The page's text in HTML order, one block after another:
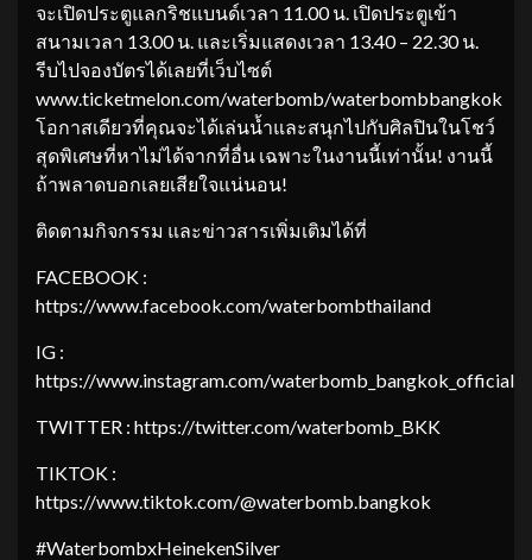
จะเปิดประตูแลกริชแบนด์เวลา 11.00 น. เปิดประตูเข้า
สนามเวลา 13.00 น. และเริ่มแสดงเวลา 13.40 – 22.30 น.
รีบไปจองบัตรได้เลยที่เว็บไซต์
www.ticketmelon.com/waterbomb/waterbombbangkok
โอกาสเดียวที่คุณจะได้เล่นน้ำและสนุกไปกับศิลปินในโชว์
สุดพิเศษที่หาไม่ได้จากที่อื่น เฉพาะในงานนี้เท่านั้น! งานนี้
ถ้าพลาดบอกเลยเสียใจแน่นอน!
ติดตามกิจกรรม และข่าวสารเพิ่มเติมได้ที่
FACEBOOK :
https://www.facebook.com/waterbombthailand
IG :
https://www.instagram.com/waterbomb_bangkok_official
TWITTER : https://twitter.com/waterbomb_BKK
TIKTOK :
https://www.tiktok.com/@waterbomb.bangkok
#WaterbombxHeinekenSilver